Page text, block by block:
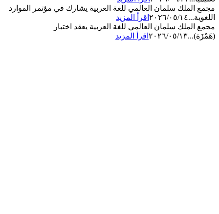
مجمع الملك سلمان العالمي للغة العربية يشارك في مؤتمر الموارد
اللغوية...٢٠٢٦/٠٥/١٤ اقرأ المزيد
مجمع الملك سلمان العالمي للغة العربية يعقد اختبار
(هَمْزَة)...٢٠٢٦/٠٥/١٣ اقرأ المزيد